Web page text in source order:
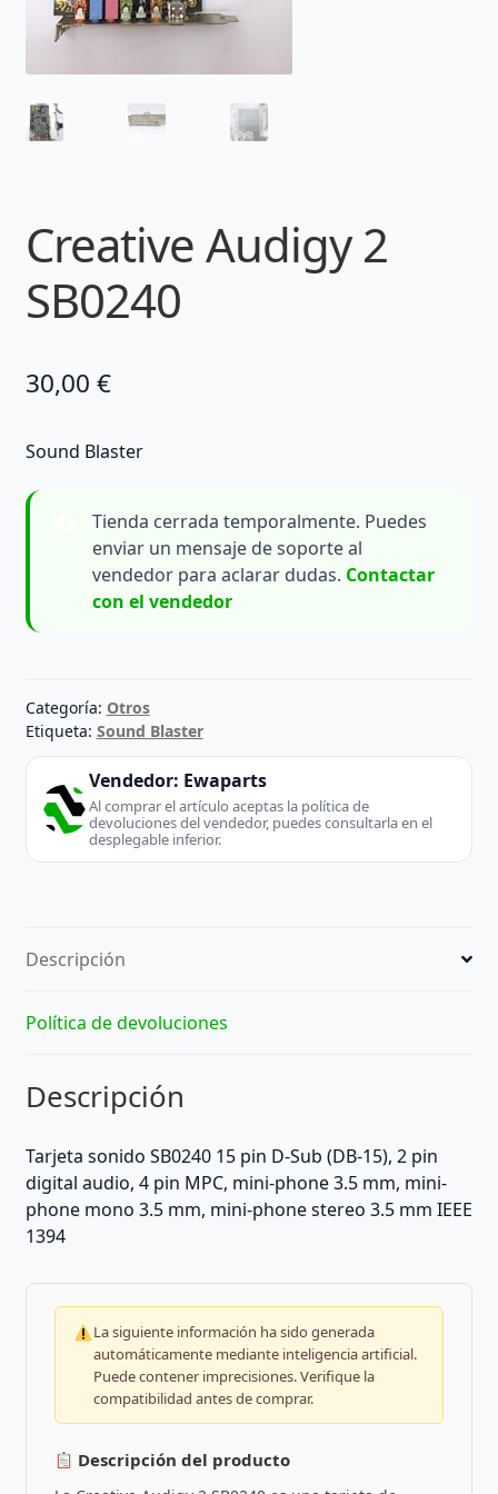
Creative Audigy 2
SB0240
30,00 €
Sound Blaster
Tienda cerrada temporalmente. Puedes
enviar un mensaje de soporte al
vendedor para aclarar dudas. Contactar
con el vendedor
Categoría: Otros
Etiqueta: Sound Blaster
Vendedor: Ewaparts
Al comprar el artículo aceptas la política de
devoluciones del vendedor, puedes consultarla en el
desplegable inferior.
Descripción
Política de devoluciones
Descripción
Tarjeta sonido SB0240 15 pin D-Sub (DB-15), 2 pin
digital audio, 4 pin MPC, mini-phone 3.5 mm, mini-
phone mono 3.5 mm, mini-phone stereo 3.5 mm IEEE
1394
La siguiente información ha sido generada
automáticamente mediante inteligencia artificial.
Puede contener imprecisiones. Verifique la
compatibilidad antes de comprar.
Descripción del producto